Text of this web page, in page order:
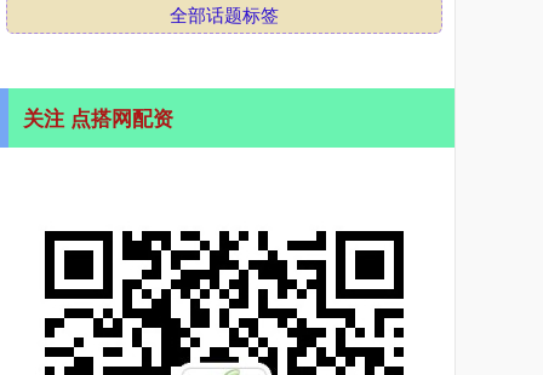
全部话题标签
关注 点搭网配资